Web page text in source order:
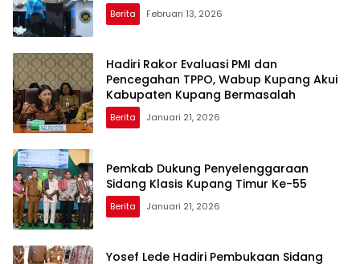
Berita Februari 13, 2026
Hadiri Rakor Evaluasi PMI dan
Pencegahan TPPO, Wabup Kupang Akui
Kabupaten Kupang Bermasalah
Berita Januari 21, 2026
Pemkab Dukung Penyelenggaraan
Sidang Klasis Kupang Timur Ke-55
Berita Januari 21, 2026
Yosef Lede Hadiri Pembukaan Sidang